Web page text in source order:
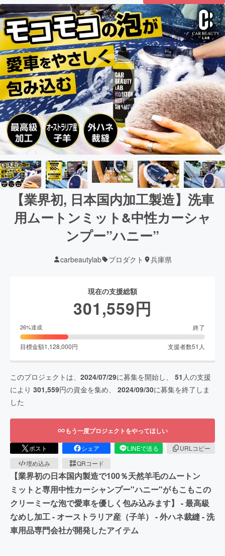
【業界初, 日本国内加工製造】洗車
用ムートンミット&中性カーシャ
ンプー”ハニー”
carbeautylab プロダクト 兵庫県
現在の支援総額
301,559円
26%達成 終了
目標金額1,128,000円 支援者数51 人
このプロジェクトは、 2024/07/29に募集を開始し、 51 人の支援
により 301,559円の資金を集め、 2024/09/30に募集を終了しま
した
もう一度プロジェクトをやってほしい
ポスト シェア LINEで送る
URLコピー
埋め込み
QRコード
【業界初の日本国内製造で100％天然羊毛のムートン
ミットと専用中性カーシャンプー"ハニー"がもこもこの
クリーミーな泡で愛車を優しく包み込みます】 - 最高級
なめし加工 - オーストラリア産（子羊） - 外ハネ裁縫 - 洗
車用品専門会社が開発したアイテム